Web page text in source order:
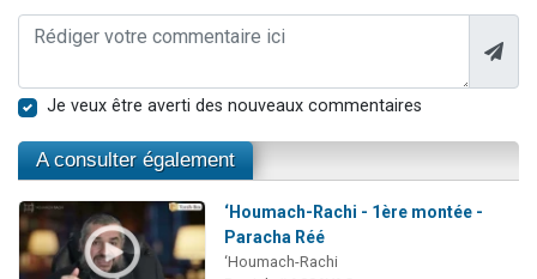
Je veux être averti des nouveaux commentaires
A consulter également
‘Houmach-Rachi - 1ère montée -
Paracha Réé
‘Houmach-Rachi